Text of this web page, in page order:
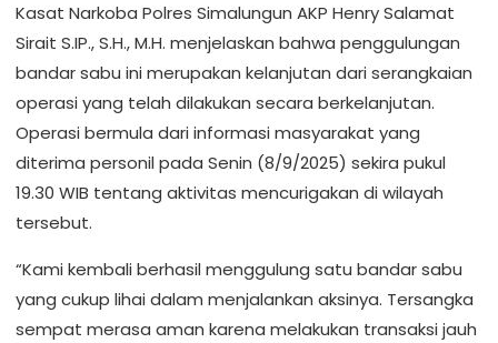
Kasat Narkoba Polres Simalungun AKP Henry Salamat
Sirait S.IP., S.H., M.H. menjelaskan bahwa penggulungan
bandar sabu ini merupakan kelanjutan dari serangkaian
operasi yang telah dilakukan secara berkelanjutan.
Operasi bermula dari informasi masyarakat yang
diterima personil pada Senin (8/9/2025) sekira pukul
19.30 WIB tentang aktivitas mencurigakan di wilayah
tersebut.
“Kami kembali berhasil menggulung satu bandar sabu
yang cukup lihai dalam menjalankan aksinya. Tersangka
sempat merasa aman karena melakukan transaksi jauh